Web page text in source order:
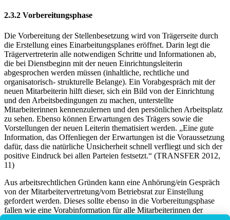
2.3.2 Vorbereitungsphase
Die Vorbereitung der Stellenbesetzung wird von Trägerseite durch
die Erstellung eines Einarbeitungsplanes eröffnet. Darin legt die
Trägervertreterin alle notwendigen Schritte und Informationen ab,
die bei Dienstbeginn mit der neuen Einrichtungsleiterin
abgesprochen werden müssen (inhaltliche, rechtliche und
organisatorisch- strukturelle Belange). Ein Vorabgespräch mit der
neuen Mitarbeiterin hilft dieser, sich ein Bild von der Einrichtung
und den Arbeitsbedingungen zu machen, unterstellte
Mitarbeiterinnen kennenzulernen und den persönlichen Arbeitsplatz
zu sehen. Ebenso können Erwartungen des Trägers sowie die
Vorstellungen der neuen Leiterin thematisiert werden. „Eine gute
Information, das Offenliegen der Erwartungen ist die Voraussetzung
dafür, dass die natürliche Unsicherheit schnell verfliegt und sich der
positive Eindruck bei allen Parteien festsetzt.“ (TRANSFER 2012,
11)
Aus arbeitsrechtlichen Gründen kann eine Anhörung/ein Gespräch
von der Mitarbeitervertretung/vom Betriebsrat zur Einstellung
gefordert werden. Dieses sollte ebenso in die Vorbereitungsphase
fallen wie eine Vorabinformation für alle Mitarbeiterinnen der